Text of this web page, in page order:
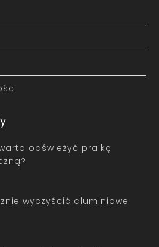
odświeżyć pralkę
wyczyścić aluminiowe